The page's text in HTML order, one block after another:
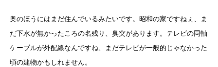
奥のほうにはまだ住んでいるみたいです。昭和の家ですねぇ、ま
だ下水が無かったころの名残り、臭突があります。テレビの同軸
ケーブルが外配線なんですね、まだテレビが一般的じゃなかった
頃の建物かもしれません。